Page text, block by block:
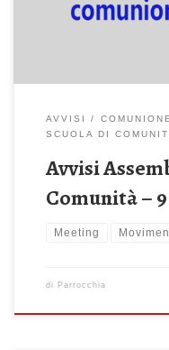
Emanuele Silanos, si è
AVVISI
SCUOLA DI
Avvisi
Comunità –
Meeting
di Parrocchia